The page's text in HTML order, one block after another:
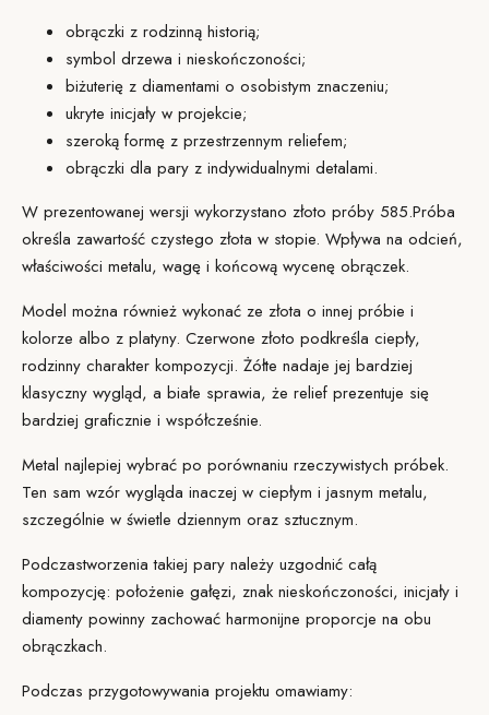
obrączki z rodzinną historią;
symbol drzewa i nieskończoności;
biżuterię z diamentami o osobistym znaczeniu;
ukryte inicjały w projekcie;
szeroką formę z przestrzennym reliefem;
obrączki dla pary z indywidualnymi detalami.
W prezentowanej wersji wykorzystano złoto próby 585.Próba
określa zawartość czystego złota w stopie. Wpływa na odcień,
właściwości metalu, wagę i końcową wycenę obrączek.
Model można również wykonać ze złota o innej próbie i
kolorze albo z platyny. Czerwone złoto podkreśla ciepły,
rodzinny charakter kompozycji. Żółte nadaje jej bardziej
klasyczny wygląd, a białe sprawia, że relief prezentuje się
bardziej graficznie i współcześnie.
Metal najlepiej wybrać po porównaniu rzeczywistych próbek.
Ten sam wzór wygląda inaczej w ciepłym i jasnym metalu,
szczególnie w świetle dziennym oraz sztucznym.
Podczastworzenia takiej pary należy uzgodnić całą
kompozycję: położenie gałęzi, znak nieskończoności, inicjały i
diamenty powinny zachować harmonijne proporcje na obu
obrączkach.
Podczas przygotowywania projektu omawiamy: